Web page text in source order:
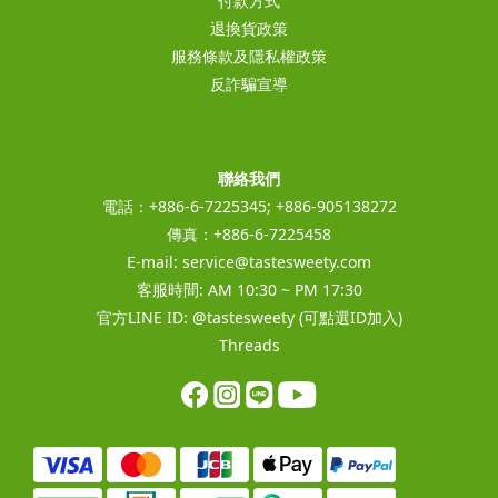
退換貨政策
服務條款及隱私權政策
反詐騙宣導
聯絡我們
電話：+886-6-7225345; +886-905138272
傳真：+886-6-7225458
E-mail: service@tastesweety.com
客服時間: AM 10:30 ~ PM 17:30
官方LINE ID: @tastesweety(可點選ID加入)
Threads